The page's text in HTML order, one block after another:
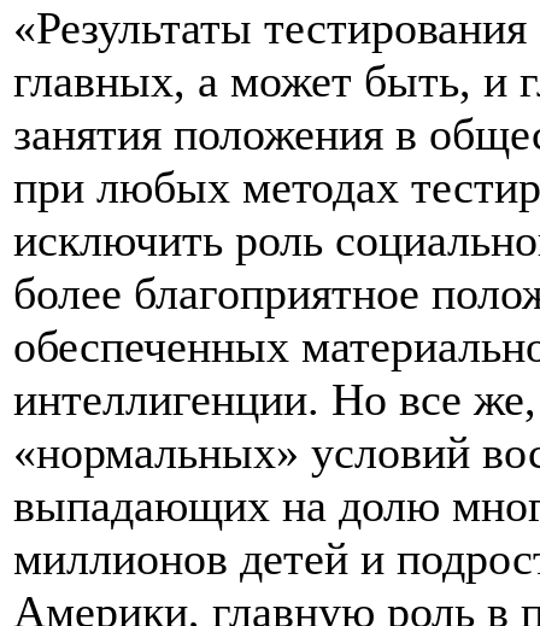
«Результаты
главных, а может быть, и
занятия положения в
при любых методах
исключить роль
более благоприятное
обеспеченных
интеллигенции. Но все
«нормальных» условий
выпадающих на долю
миллионов детей и
Америки, главную роль в